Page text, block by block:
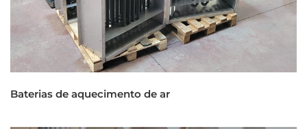
Baterias de aquecimento de ar